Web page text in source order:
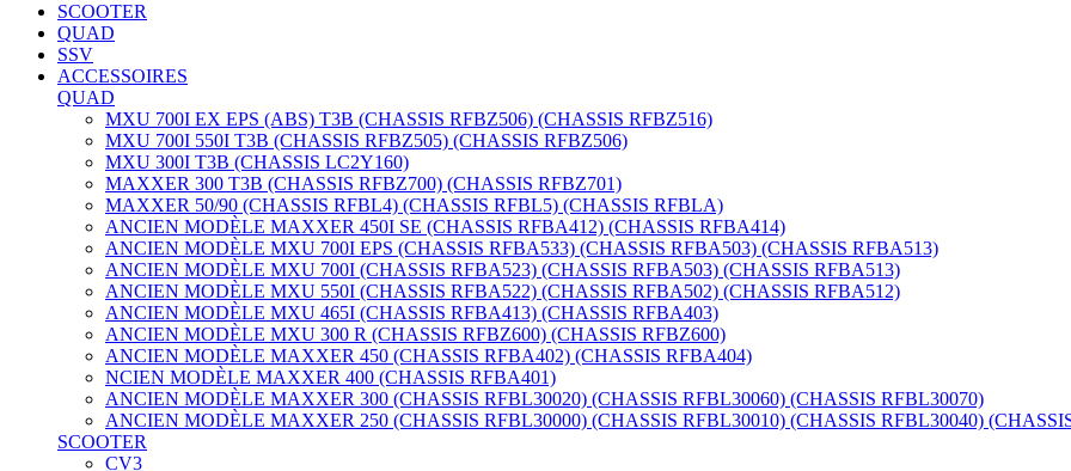
SCOOTER
QUAD
SSV
ACCESSOIRES
QUAD
MXU 700I EX EPS (ABS) T3B (CHASSIS RFBZ506) (CHASSIS RFBZ516)
MXU 700I 550I T3B (CHASSIS RFBZ505) (CHASSIS RFBZ506)
MXU 300I T3B (CHASSIS LC2Y160)
MAXXER 300 T3B (CHASSIS RFBZ700) (CHASSIS RFBZ701)
MAXXER 50/90 (CHASSIS RFBL4) (CHASSIS RFBL5) (CHASSIS RFBLA)
ANCIEN MODÈLE MAXXER 450I SE (CHASSIS RFBA412) (CHASSIS RFBA414)
ANCIEN MODÈLE MXU 700I EPS (CHASSIS RFBA533) (CHASSIS RFBA503) (CHASSIS RFBA513)
ANCIEN MODÈLE MXU 700I (CHASSIS RFBA523) (CHASSIS RFBA503) (CHASSIS RFBA513)
ANCIEN MODÈLE MXU 550I (CHASSIS RFBA522) (CHASSIS RFBA502) (CHASSIS RFBA512)
ANCIEN MODÈLE MXU 465I (CHASSIS RFBA413) (CHASSIS RFBA403)
ANCIEN MODÈLE MXU 300 R (CHASSIS RFBZ600) (CHASSIS RFBZ600)
ANCIEN MODÈLE MAXXER 450 (CHASSIS RFBA402) (CHASSIS RFBA404)
NCIEN MODÈLE MAXXER 400 (CHASSIS RFBA401)
ANCIEN MODÈLE MAXXER 300 (CHASSIS RFBL30020) (CHASSIS RFBL30060) (CHASSIS RFBL30070)
ANCIEN MODÈLE MAXXER 250 (CHASSIS RFBL30000) (CHASSIS RFBL30010) (CHASSIS RFBL30040)
SCOOTER
CV3